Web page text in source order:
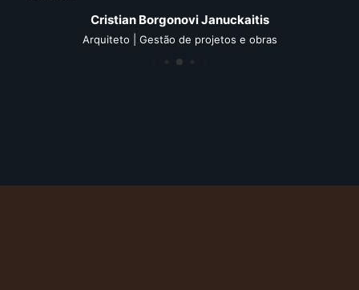
Cristian Borgonovi Januckaitis
Arquiteto | Gestão de projetos e obras